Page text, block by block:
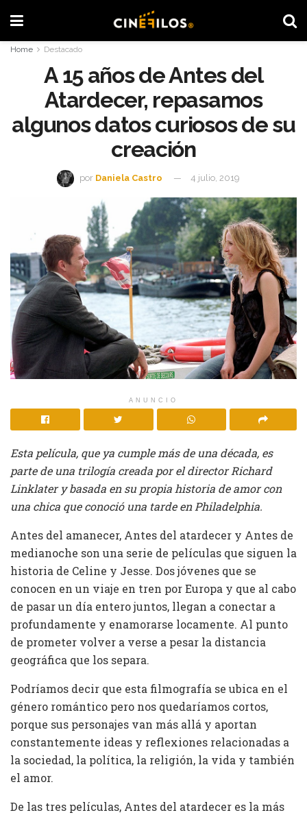
Home Destacado
A 15 años de Antes del
Atardecer, repasamos
algunos datos curiosos de su
creación
por Daniela Castro 4 julio, 2019
ANUNCIO
Esta película, que ya cumple más de una década, es
parte de una trilogía creada por el director Richard
Linklater y basada en su propia historia de amor con
una chica que conoció una tarde en Philadelphia.
Antes del amanecer, Antes del atardecer y Antes de
medianoche son una serie de películas que siguen la
historia de Celine y Jesse. Dos jóvenes que se
conocen en un viaje en tren por Europa y que al cabo
de pasar un día entero juntos, llegan a conectar a
profundamente y enamorarse locamente. Al punto
de prometer volver a verse a pesar la distancia
geográfica que los separa.
Podríamos decir que esta filmografía se ubica en el
género romántico pero nos quedaríamos cortos,
porque sus personajes van más allá y aportan
constantemente ideas y reflexiones relacionadas a
la sociedad, la política, la religión, la vida y también
el amor.
De las tres películas, Antes del atardecer es la más